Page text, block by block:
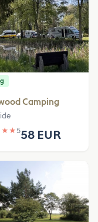
Camping
★ ★558 EUR